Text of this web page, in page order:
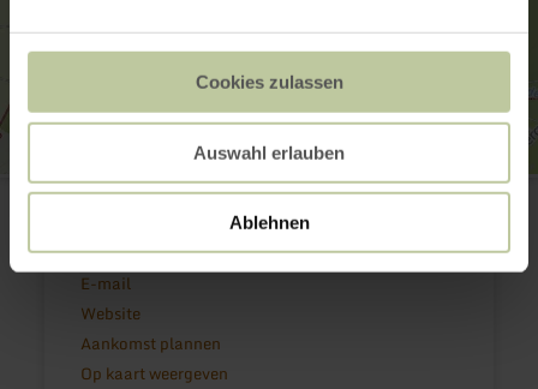
Cookies zulassen
Auswahl erlauben
Ablehnen
Eifelguck Aussichtsturm
(0049)269287218
E-mail
Website
Aankomst plannen
Op kaart weergeven